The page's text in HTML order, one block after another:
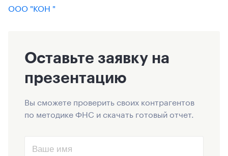
ООО "КОН "
Оставьте заявку на
презентацию
Вы сможете проверить своих контрагентов
по методике ФНС и скачать готовый отчет.